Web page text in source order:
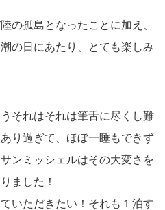
の孤島となったことに加え、
の日にあたり、とても楽しみ
それはそれは筆舌に尽くし難
り過ぎて、ほぼ一睡もできず
ンミッシェルはその大変さを
ました！
いただきたい！それも１泊す